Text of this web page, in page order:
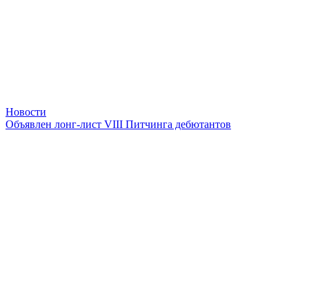
Новости
Объявлен лонг-лист VIII Питчинга дебютантов